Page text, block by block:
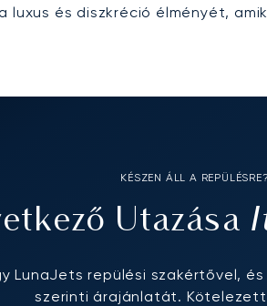
és diszkréció élményét,
KÉSZEN ÁLL A REPÜLÉSRE?
Utazása
LunaJets repülési szakértővel,
szerinti árajánlatát.